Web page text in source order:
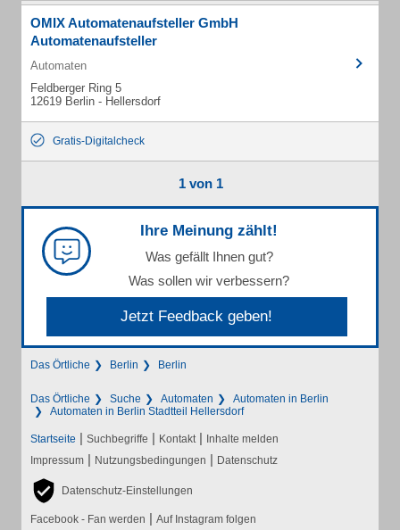
OMIX Automatenaufsteller GmbH
Automatenaufsteller
Automaten
Feldberger Ring 5
12619 Berlin - Hellersdorf
Gratis-Digitalcheck
1 von 1
Ihre Meinung zählt!
Was gefällt Ihnen gut?
Was sollen wir verbessern?
Jetzt Feedback geben!
Das Örtliche Berlin Berlin
Das Örtliche Suche Automaten
Automaten in Berlin
Automaten in Berlin Stadtteil Hellersdorf
Startseite | Suchbegriffe | Kontakt | Inhalte melden
Impressum | Nutzungsbedingungen | Datenschutz
Datenschutz-Einstellungen
Facebook - Fan werden | Auf Instagram folgen